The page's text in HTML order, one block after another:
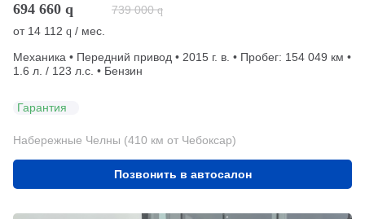
694 660 q 739 000 q
от 14 112 q / мес.
Механика • Передний привод • 2015 г. в. • Пробег: 154 049 км •
1.6 л. / 123 л.с. • Бензин
Гарантия
Набережные Челны (410 км от Чебоксар)
Позвонить в автосалон